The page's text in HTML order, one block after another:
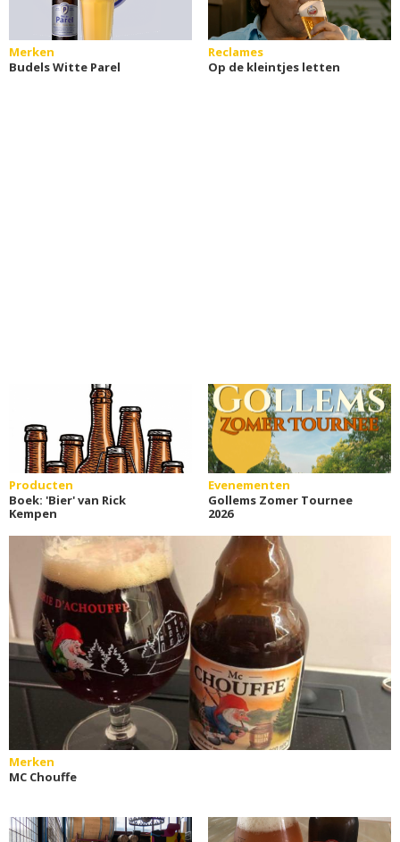
Merken
Budels Witte Parel
Reclames
Op de kleintjes letten
Producten
Boek: 'Bier' van Rick
Kempen
Evenementen
Gollems Zomer Tournee
2026
Merken
MC Chouffe